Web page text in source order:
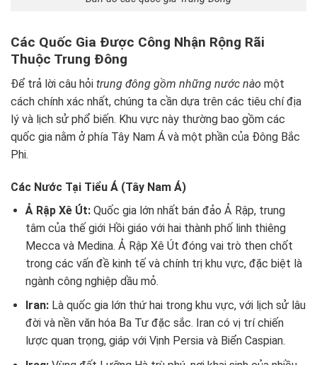
Các Quốc Gia Được Công Nhận Rộng Rãi
Thuộc Trung Đông
Để trả lời câu hỏi trung đông gồm những nước nào một
cách chính xác nhất, chúng ta cần dựa trên các tiêu chí địa
lý và lịch sử phổ biến. Khu vực này thường bao gồm các
quốc gia nằm ở phía Tây Nam Á và một phần của Đông Bắc
Phi.
Các Nước Tại Tiểu Á (Tây Nam Á)
Ả Rập Xê Út:Quốc gia lớn nhất bán đảo Ả Rập, trung
tâm của thế giới Hồi giáo với hai thành phố linh thiêng
Mecca và Medina. Ả Rập Xê Út đóng vai trò then chốt
trong các vấn đề kinh tế và chính trị khu vực, đặc biệt là
ngành công nghiệp dầu mỏ.
Iran:Là quốc gia lớn thứ hai trong khu vực, với lịch sử lâu
đời và nền văn hóa Ba Tư đặc sắc. Iran có vị trí chiến
lược quan trọng, giáp với Vịnh Persia và Biển Caspian.